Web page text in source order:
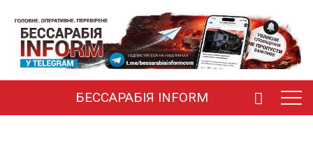
БЕССАРАБІЯ INFORM